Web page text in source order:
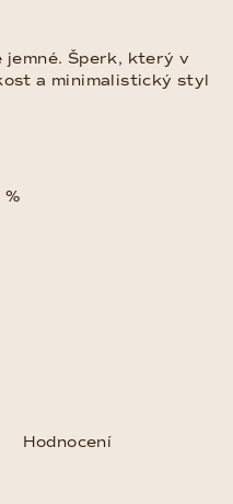
Šperk, který v
a minimalistický styl
%
Hodnocení